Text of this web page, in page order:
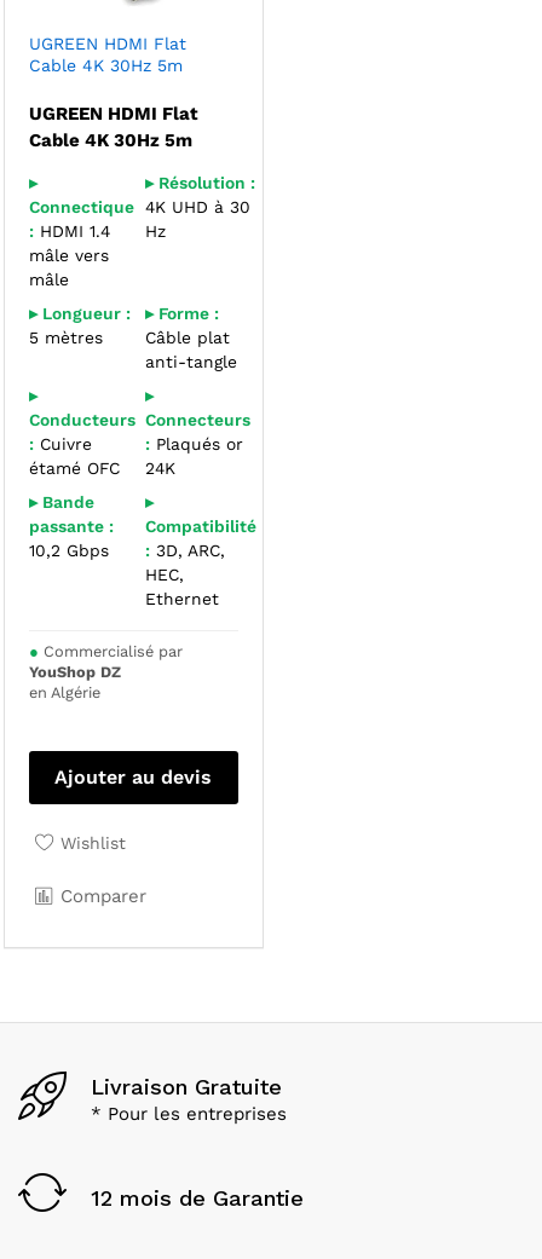
UGREEN HDMI Flat
Cable 4K 30Hz 5m
UGREEN HDMI Flat
Cable 4K 30Hz 5m
▸
Connectique
:HDMI 1.4
mâle vers
mâle
▸ Résolution :
4K UHD à 30
Hz
▸ Longueur :
5 mètres
▸ Forme :
Câble plat
anti-tangle
▸
Conducteurs
:Cuivre
étamé OFC
▸
Connecteurs
:Plaqués or
24K
▸ Bande
passante :
10,2 Gbps
▸
Compatibilité
:3D, ARC,
HEC,
Ethernet
● Commercialisé par
YouShop DZ
en Algérie
Ajouter au devis
Wishlist
Comparer
Livraison Gratuite
* Pour les entreprises
12 mois de Garantie